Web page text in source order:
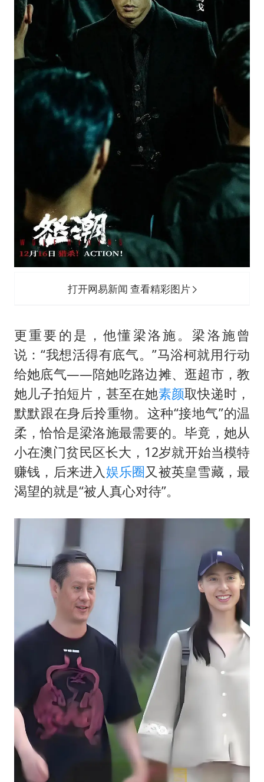
打开网易新闻 查看精彩图片
更重要的是，他懂梁洛施。梁洛施曾
说：“我想活得有底气。”马浴柯就用行动
给她底气——陪她吃路边摊、逛超市，教
她儿子拍短片，甚至在她素颜取快递时，
默默跟在身后拎重物。这种“接地气”的温
柔，恰恰是梁洛施最需要的。毕竟，她从
小在澳门贫民区长大，12岁就开始当模特
赚钱，后来进入娱乐圈又被英皇雪藏，最
渴望的就是“被人真心对待”。